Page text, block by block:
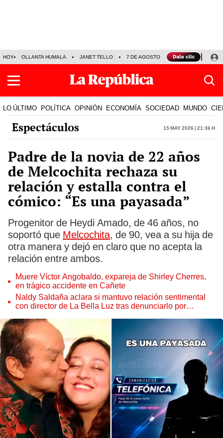
HOY OLLANTA HUMALA JANET TELLO 7 DE AGOSTO TINKA RESULTADOS
LO ÚLTIMO POLÍTICA OPINIÓN ECONOMÍA SOCIEDAD MUNDO
Espectáculos 15 May 2026 | 21:36 h
Padre de la novia de 22 años
de Melcochita rechaza su
relación y estalla contra el
cómico: “Es una payasada”
Progenitor de Heydi Amado, de 46 años, no
soportó que Melcochita, de 90, vea a su hija de
otra manera y dejó en claro que no acepta la
relación entre ambos.
Muere Víctor Angobaldo, expareja de Shirley Cherres,
en trágico accidente en Cañete
Naldy Saldaña aclara si mantuvo relación sentimental
con director de La Bella Luz tras denunciarlo por